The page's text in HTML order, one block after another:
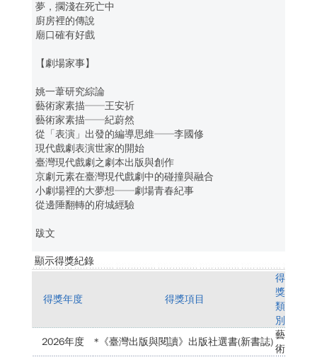
夢，擱淺在死亡中
廚房裡的傳說
廟口確有好戲
【劇場家事】
姚一葦研究綜論
藝術家素描──王安祈
藝術家素描──紀蔚然
從「表演」出發的編導思維──李國修
現代戲劇表演世家的開始
臺灣現代戲劇之劇本出版與創作
京劇元素在臺灣現代戲劇中的碰撞與融合
小劇場裡的大夢想──劇場青春紀事
從邊陲翻轉的府城經驗
跋文
顯示得獎紀錄
得獎年度 得獎項目
得
獎
類
別
2026年度
*《臺灣出版與閱讀》出版社選書(新書誌)
藝
術